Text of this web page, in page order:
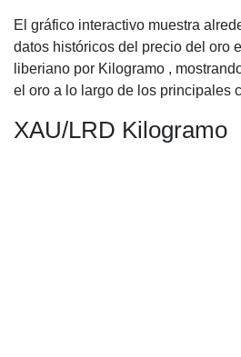
El gráfico interactivo muestra
datos históricos del precio del oro
liberiano por Kilogramo ,
el oro a lo largo de los principales
XAU/LRD Kilogramo